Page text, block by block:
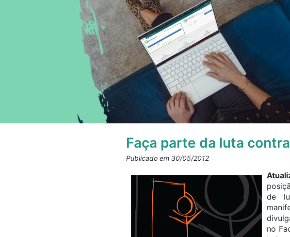
Faça parte da luta
Publicado em 30/05/2012
de
no